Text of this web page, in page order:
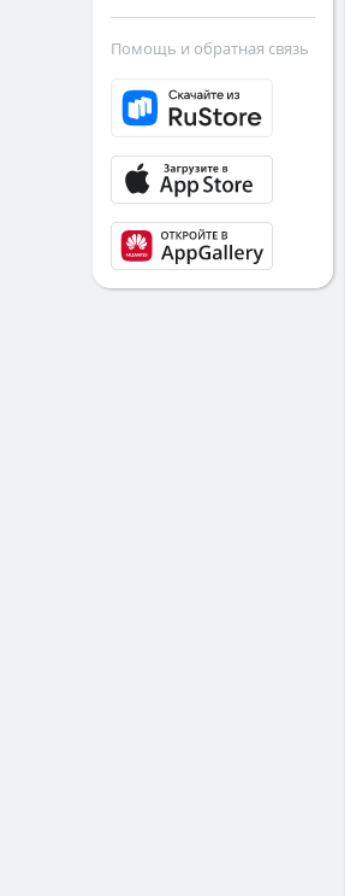
Помощь и обратная связь